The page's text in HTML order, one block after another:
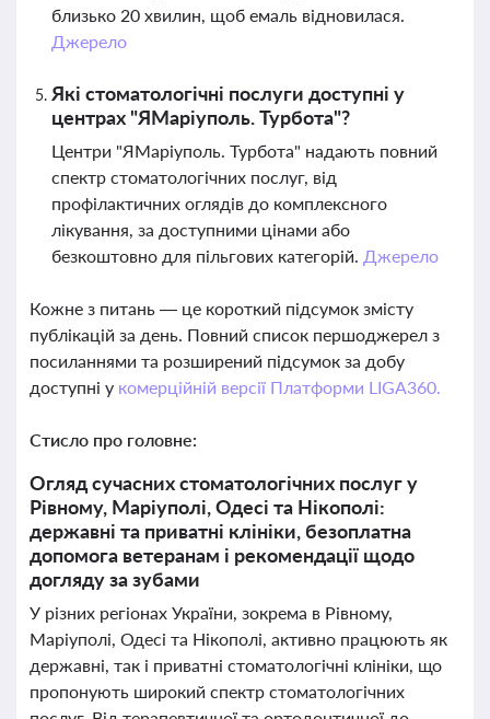
близько 20 хвилин, щоб емаль відновилася.
Джерело
Які стоматологічні послуги доступні у
центрах "ЯМаріуполь. Турбота"?
Центри "ЯМаріуполь. Турбота" надають повний
спектр стоматологічних послуг, від
профілактичних оглядів до комплексного
лікування, за доступними цінами або
безкоштовно для пільгових категорій. Джерело
Кожне з питань — це короткий підсумок змісту
публікацій за день. Повний список першоджерел з
посиланнями та розширений підсумок за добу
доступні у комерційній версії Платформи LIGA360.
Стисло про головне:
Огляд сучасних стоматологічних послуг у
Рівному, Маріуполі, Одесі та Нікополі:
державні та приватні клініки, безоплатна
допомога ветеранам і рекомендації щодо
догляду за зубами
У різних регіонах України, зокрема в Рівному,
Маріуполі, Одесі та Нікополі, активно працюють як
державні, так і приватні стоматологічні клініки, що
пропонують широкий спектр стоматологічних